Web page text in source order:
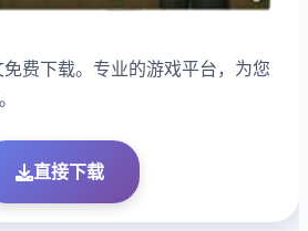
费下载。专业的游戏平台，为您
直接下载